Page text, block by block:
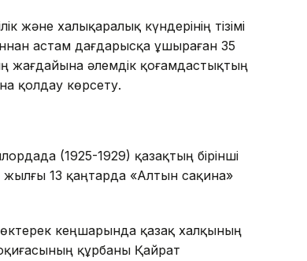
халықаралық күндерінің тізімі
астам дағдарысқа ұшыраған 35
жағдайына әлемдік қоғамдастықтың
қолдау көрсету.
(1925-1929) қазақтың бірінші
13 қаңтарда «Алтын сақина»
кеңшарында қазақ халқының
құрбаны Қайрат